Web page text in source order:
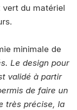
du matériel
minimale de
Le design pour
validé à partir
de faire un
très précise, la